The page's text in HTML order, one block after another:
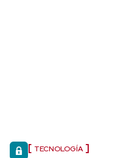
TECNOLOGÍA